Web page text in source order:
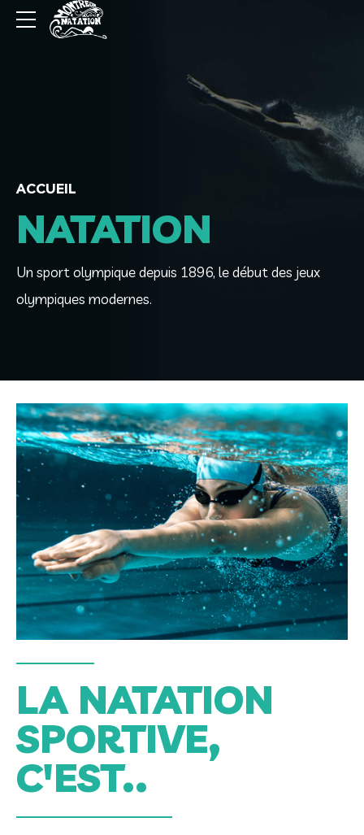
ACCUEIL
NATATION
Un sport olympique depuis 1896, le début des jeux
olympiques modernes.
LA NATATION
SPORTIVE,
C'EST..